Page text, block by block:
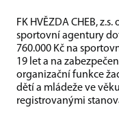
FK HVĚZDA CHEB,
sportovní agentury
760.000 Kč na
19 let a na
organizační funkce
dětí a mládeže ve
registrovanými